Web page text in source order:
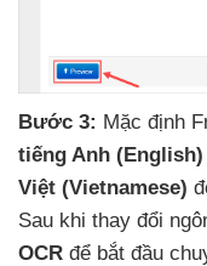
Bước 3: Mặc định
tiếng Anh (English)
Việt (Vietnamese)
Sau khi thay đổi
OCR để bắt đầu